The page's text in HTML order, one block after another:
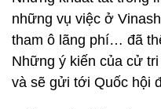
những vụ việc ở
tham ô lãng phí… đã
Những ý kiến của cử
và sẽ gửi tới Quốc hội